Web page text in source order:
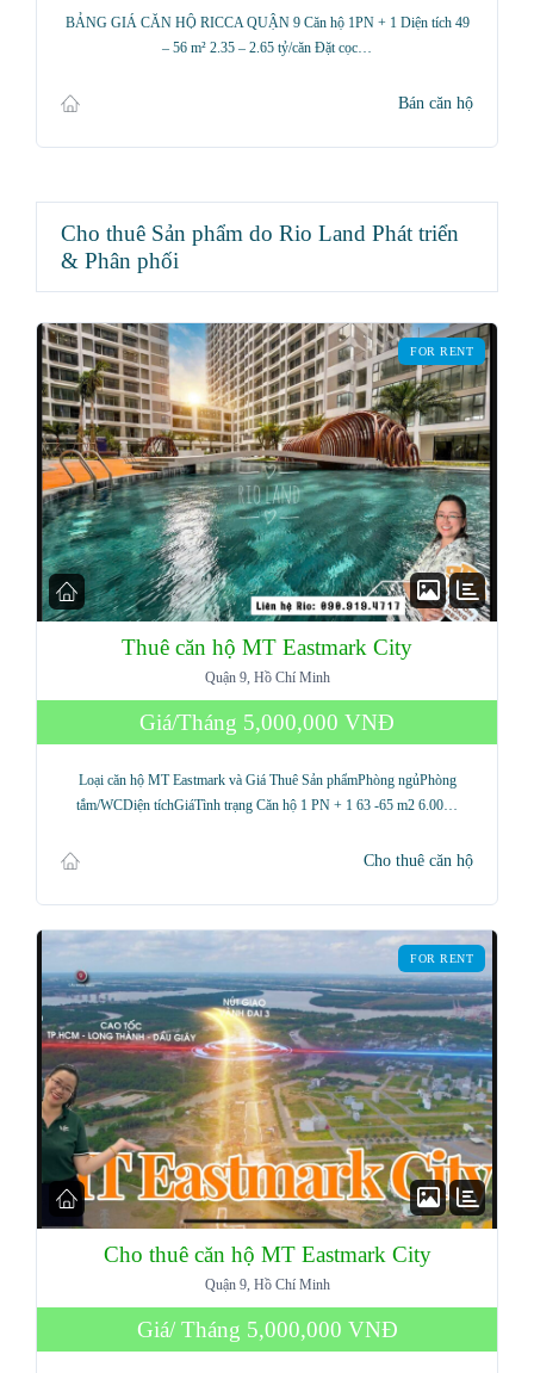
BẢNG GIÁ CĂN HỘ RICCA QUẬN 9 Căn hộ 1PN + 1 Diện tích 49
– 56 m² 2.35 – 2.65 tỷ/căn Đặt cọc…
Bán căn hộ
Cho thuê Sản phẩm do Rio Land Phát triển
& Phân phối
FOR RENT
Thuê căn hộ MT Eastmark City
Quận 9, Hồ Chí Minh
Giá/Tháng 5,000,000 VNĐ
Loại căn hộ MT Eastmark và Giá Thuê Sản phẩmPhòng ngủPhòng
tắm/WCDiện tíchGiáTình trạng Căn hộ 1 PN + 1 63 -65 m2 6.00…
Cho thuê căn hộ
FOR RENT
Cho thuê căn hộ MT Eastmark City
Quận 9, Hồ Chí Minh
Giá/ Tháng 5,000,000 VNĐ